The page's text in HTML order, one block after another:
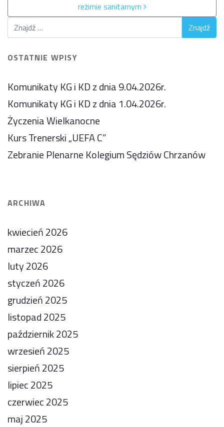
reżimie sanitarnym
OSTATNIE WPISY
Komunikaty KG i KD z dnia 9.04.2026r.
Komunikaty KG i KD z dnia 1.04.2026r.
Życzenia Wielkanocne
Kurs Trenerski „UEFA C”
Zebranie Plenarne Kolegium Sędziów Chrzanów
ARCHIWA
kwiecień 2026
marzec 2026
luty 2026
styczeń 2026
grudzień 2025
listopad 2025
październik 2025
wrzesień 2025
sierpień 2025
lipiec 2025
czerwiec 2025
maj 2025